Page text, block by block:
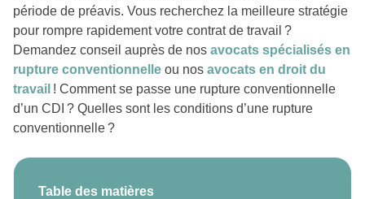
période de préavis. Vous recherchez la meilleure stratégie
pour rompre rapidement votre contrat de travail ?
Demandez conseil auprès de nos avocats spécialisés en
rupture conventionnelle ou nos avocats en droit du
travail ! Comment se passe une rupture conventionnelle
d’un CDI ? Quelles sont les conditions d’une rupture
conventionnelle ?
Table des matières